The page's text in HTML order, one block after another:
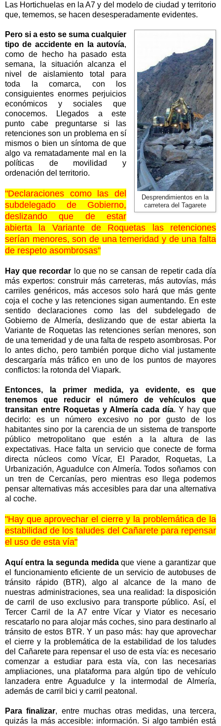
Las Hortichuelas en la A7 y del modelo de ciudad y territorio
que, tememos, se hacen desesperadamente evidentes.
Desprendimientos en la
carretera del Tagarete
Pero si a esto se suma cualquier
tipo de accidente en la autovía,
como de hecho ha pasado esta
semana, la situación alcanza el
nivel de aislamiento total para
toda la comarca, con los
consiguientes enormes perjuicios
económicos y sociales que
conocemos. Llegados a este
punto cabe preguntarse si las
retenciones son un problema en sí
mismos o bien un síntoma de que
algo va rematadamente mal en la
políticas de movilidad y
ordenación del territorio.
"Declaraciones como las del
subdelegado de Gobierno,
deslizando que de estar
abierta
la Variantede Roquetas las retenciones
serían menores, son de una temeridad y de una falta
de respeto asombrosas"
Hay que recordar lo que no se cansan de repetir cada día
más expertos: construir más carreteras, más autovías, más
carriles genéricos, más accesos solo hará que más gente
coja el coche y las retenciones sigan aumentando. En este
sentido declaraciones como las del subdelegado de
Gobierno de Almería, deslizando que de estar abierta
la
Variante de Roquetas las retenciones serían menores, son
de una temeridad y de una falta de respeto asombrosas. Por
lo antes dicho, pero también porque dicho vial justamente
descargaría más tráfico en uno de los puntos de mayores
conflictos: la rotonda del Viapark.
Entonces, la primer medida, ya evidente, es que
tenemos que reducir el número de vehículos que
transitan entre Roquetas y Almería cada día. Y hay que
decirlo: es un número excesivo no por gusto de los
habitantes sino por la carencia de un sistema de transporte
público metropolitano que estén a la altura de las
expectativas. Hace falta un servicio que conecte de forma
directa núcleos como Vícar, El Parador, Roquetas,
La
Urbanización, Aguadulce con Almería. Todos soñamos con
un tren de Cercanías, pero mientras eso llega podemos
pensar alternativas más accesibles para dar una alternativa
al coche.
"Hay que aprovechar el cierre y la problemática de la
estabilidad de los taludes del Cañarete para repensar
el uso de esta vía"
Aquí entra la segunda medidaque viene a garantizar que
el funcionamiento eficiente de un servicio de autobuses de
tránsito rápido (BTR), algo al alcance de la mano de
nuestras administraciones, sea una realidad: la disposición
de carril de uso exclusivo para transporte público. Así, el
Tercer Carril de
la A7 entre Vícar y Viator es necesario
rescatarlo no para alojar más coches, sino para destinarlo al
tránsito de estos BTR. Y un paso más: hay que aprovechar
el cierre y la problemática de la estabilidad de los taludes
del Cañarete para repensar el uso de esta vía: es necesario
comenzar a estudiar para esta vía, con las necesarias
ampliaciones, una plataforma para algún tipo de vehículo
lanzadera entre Aguadulce y la intermodal de Almería,
además de carril bici y carril peatonal.
Para finalizar, entre muchas otras medidas, una tercera,
quizás la más accesible: información. Si algo también está